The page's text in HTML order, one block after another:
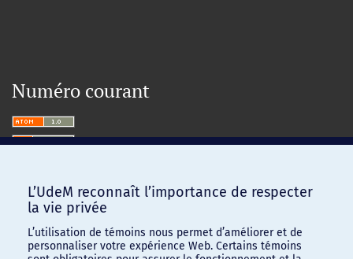
Numéro courant
L’UdeM reconnaît l’importance de respecter
la vie privée
L’utilisation de témoins nous permet d’améliorer et de
personnaliser votre expérience Web. Certains témoins